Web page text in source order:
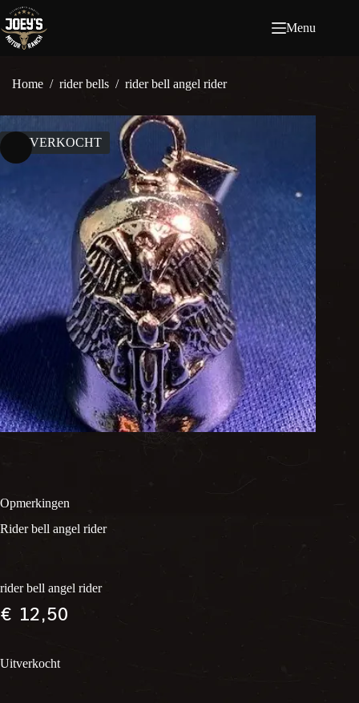
naar
de
inhoud
Menu
Home / rider bells / rider bell angel rider
UITVERKOCHT
Opmerkingen
Rider bell angel rider
rider bell angel rider
€12,50
Uitverkocht